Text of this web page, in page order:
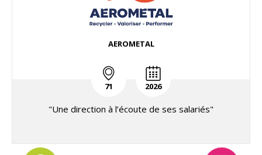
AEROMETAL
71 2026
"Une direction à l’écoute de ses salariés"